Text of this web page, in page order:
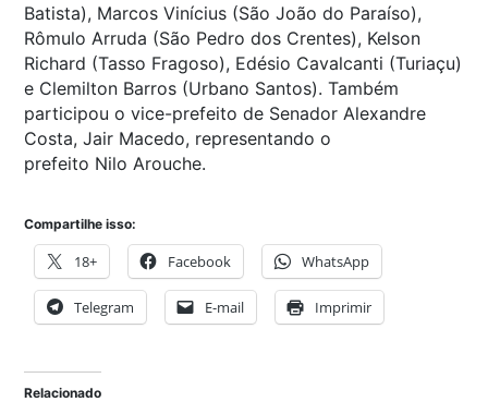
Batista), Marcos Vinícius (São João do Paraíso),
Rômulo Arruda (São Pedro dos Crentes), Kelson
Richard (Tasso Fragoso), Edésio Cavalcanti (Turiaçu)
e Clemilton Barros (Urbano Santos). Também
participou o vice-prefeito de Senador Alexandre
Costa, Jair Macedo, representando o
prefeito Nilo Arouche.
Compartilhe isso:
18+ Facebook WhatsApp
Telegram E-mail Imprimir
Relacionado